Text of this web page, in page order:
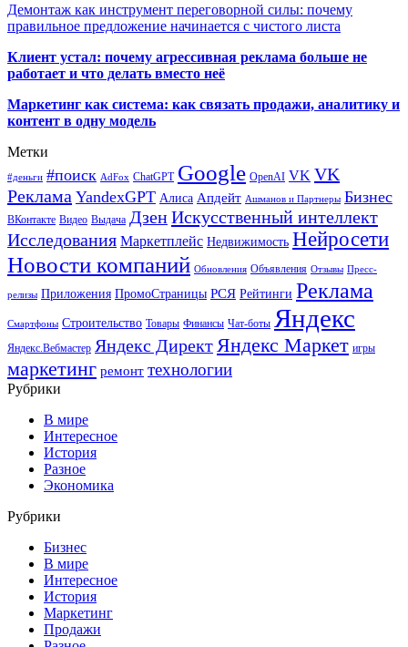
Демонтаж как инструмент переговорной силы: почему
правильное предложение начинается с чистого листа
Клиент устал: почему агрессивная реклама больше не
работает и что делать вместо неё
Маркетинг как система: как связать продажи, аналитику и
контент в одну модель
Метки
#деньги #поиск AdFox ChatGPT Google OpenAI VK VK
Реклама YandexGPT Алиса Апдейт Ашманов и Партнеры Бизнес
ВКонтакте Видео Выдача ДзенИскусственный интеллект
Исследования Маркетплейс Недвижимость Нейросети
Новости компаний Обновления Объявления Отзывы Пресс-
релизы Приложения ПромоСтраницы РСЯ Рейтинги Реклама
Смартфоны Строительство Товары Финансы Чат-боты Яндекс
Яндекс.Вебмастер Яндекс Директ Яндекс Маркет игры
маркетинг ремонт технологии
Рубрики
В мире
Интересное
История
Разное
Экономика
Рубрики
Бизнес
В мире
Интересное
История
Маркетинг
Продажи